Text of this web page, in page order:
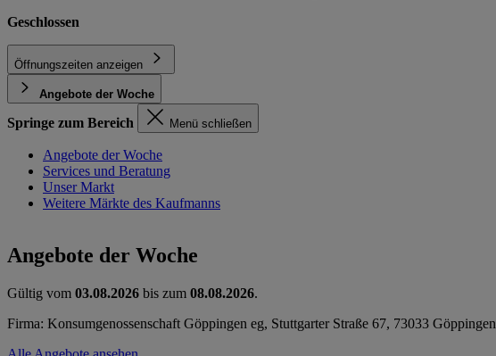
Geschlossen
Öffnungszeiten anzeigen
Angebote der Woche
Springe zum Bereich Menü schließen
Angebote der Woche
Services und Beratung
Unser Markt
Weitere Märkte des Kaufmanns
Angebote der Woche
Gültig vom 03.08.2026 bis zum 08.08.2026.
Firma: Konsumgenossenschaft Göppingen eg, Stuttgarter Straße 67, 73033 Göppingen